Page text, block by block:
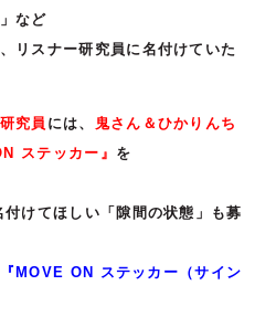
など
リスナー研究員に名付けていた
究員 には、 鬼さん＆ひかりんち
ステッカー』 を
けてほしい「隙間の状態」も募
『MOVE ON ステッカー（サイン